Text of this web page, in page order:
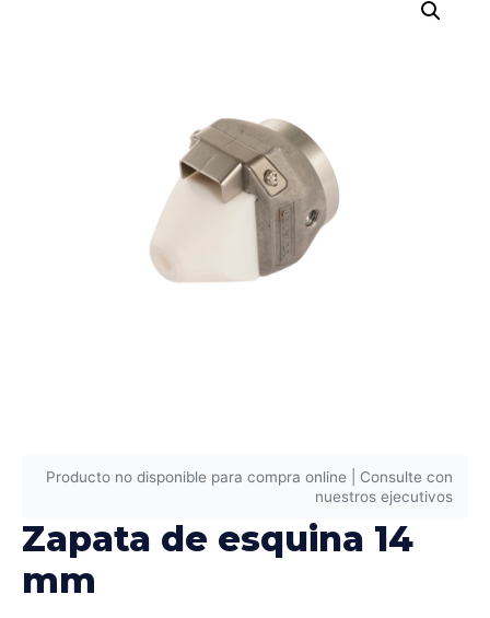
Producto no disponible para compra online | Consulte con
nuestros ejecutivos
Zapata de esquina 14
mm